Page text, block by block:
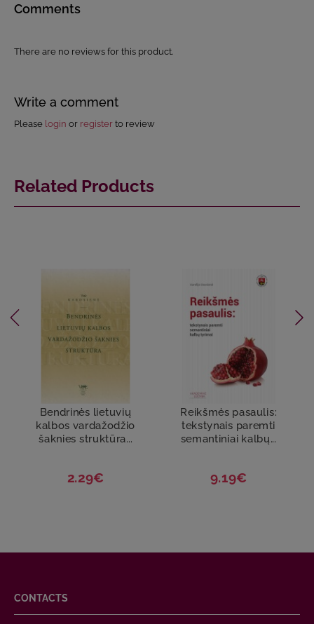
Comments
There are no reviews for this product.
Write a comment
Please login or register to review
Related Products
Bendrinės lietuvių
kalbos vardažodžio
šaknies struktūra...
2.29€
Reikšmės pasaulis:
tekstynais paremti
semantiniai kalbų...
9.19€
CONTACTS